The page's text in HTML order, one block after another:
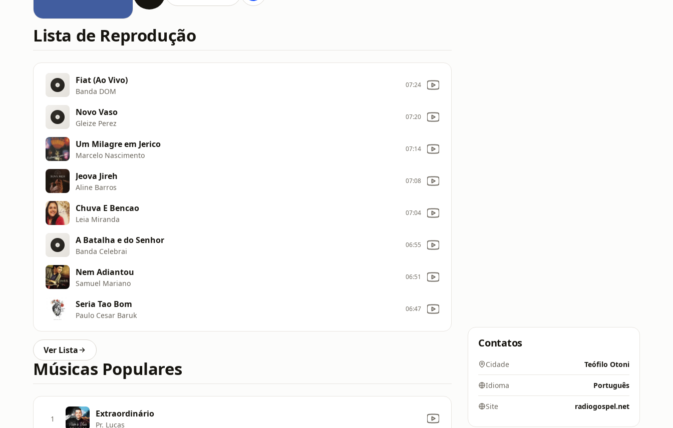
Lista de Reprodução
Fiat (Ao Vivo)
Banda DOM
07:24
Novo Vaso
Gleize Perez
07:20
Um Milagre em Jerico
Marcelo Nascimento
07:14
Jeova Jireh
Aline Barros
07:08
Chuva E Bencao
Leia Miranda
07:04
A Batalha e do Senhor
Banda Celebrai
06:55
Nem Adiantou
Samuel Mariano
06:51
Seria Tao Bom
Paulo Cesar Baruk
06:47
Ver Lista
Músicas Populares
1 Extraordinário
Pr. Lucas
Contatos
Cidade Teófilo Otoni
Idioma Português
Site radiogospel.net